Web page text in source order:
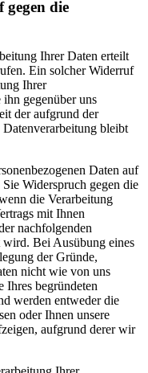
die
Ihrer Daten erteilt
Ein solcher Widerruf
Ihrer
ihn gegenüber uns
der aufgrund der
bleibt
Daten auf
Widerspruch gegen die
die Verarbeitung
mit Ihnen
nachfolgenden
Bei Ausübung eines
der Gründe,
nicht wie von uns
Ihres begründeten
werden entweder die
oder Ihnen unsere
aufgrund derer wir